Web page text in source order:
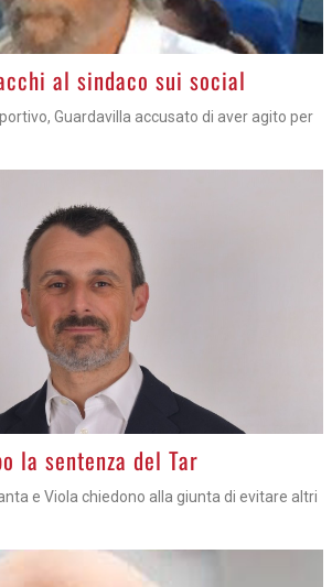
al sindaco sui social
Guardavilla accusato di aver agito per
la sentenza del Tar
e Viola chiedono alla giunta di evitare altri